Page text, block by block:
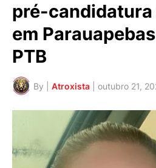
pré-candidatura
em
PTB
By | Atroxista outubro 21,